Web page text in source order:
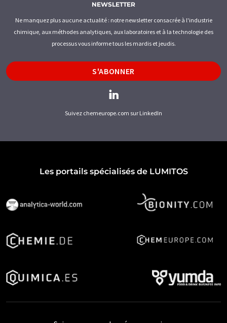
NEWSLETTER
Ne manquez plus aucune actualité : notre newsletter consacrée à l'industrie
chimique, aux méthodes analytiques, aux laboratoires et à la technologie des
processus vous informe tous les mardis et jeudis.
S'ABONNER
Suivez chemeurope.com sur LinkedIn
Les portails spécialisés de LUMITOS